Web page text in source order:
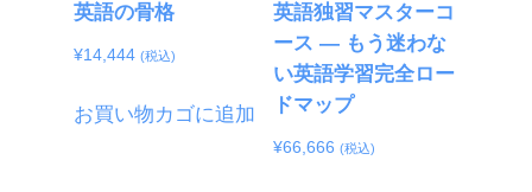
英語の骨格
¥14,444 (税込)
お買い物カゴに追加
英語独習マスターコ
ース ― もう迷わな
い英語学習完全ロー
ドマップ
¥66,666 (税込)